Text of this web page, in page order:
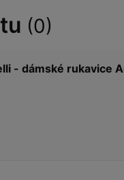
(0)
- dámské rukavice